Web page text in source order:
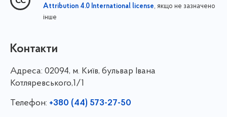
Attribution 4.0 International license, якщо не зазначено
інше
Контакти
Адреса: 02094, м. Київ, бульвар Івана
Котляревського,1/1
Телефон: +380 (44) 573-27-50